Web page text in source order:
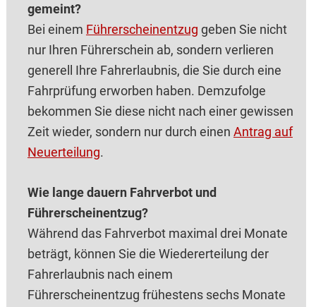
gemeint?
Bei einem Führersch‌einentzug geben Sie nicht
nur Ihren Führ‌erschein ab, sondern verlieren
generell Ihre Fahre‌rlaubnis, die Sie durch eine
Fahr‌prüfung erworben haben. Demzufolge
bekommen Sie diese nicht nach einer gewissen
Zeit wieder, sondern nur durch einen Antrag auf
Neuerteilung.
Wie lange dauern Fahr‌verbot und
Führersch‌einentzug?
Während das Fahrv‌erbot maximal drei Monate
beträgt, können Sie die Wieder‌erteilung der
Fahrer‌laubnis nach einem
Führersch‌einentzug frühestens sechs Monate